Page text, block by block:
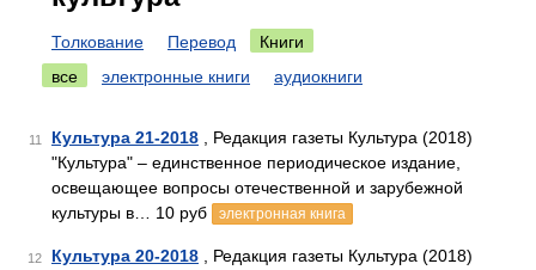
Толкование Перевод
Книги
все
электронные книги аудиокниги
11 Культура 21-2018 , Редакция газеты Культура (2018)
"Культура" – единственное периодическое издание,
освещающее вопросы отечественной и зарубежной
культуры в… 10 руб
электронная книга
12 Культура 20-2018 , Редакция газеты Культура (2018)